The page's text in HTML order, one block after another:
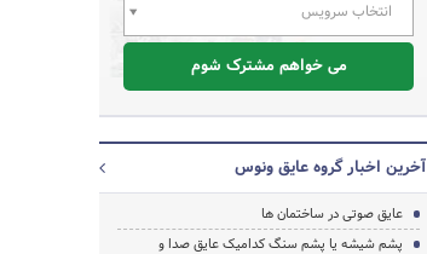
انتخاب سرویس
می خواهم مشترک شوم
آخرین اخبار گروه عایق ونوس
عایق صوتی در ساختمان ها
پشم شیشه یا پشم سنگ کدامیک عایق صدا و